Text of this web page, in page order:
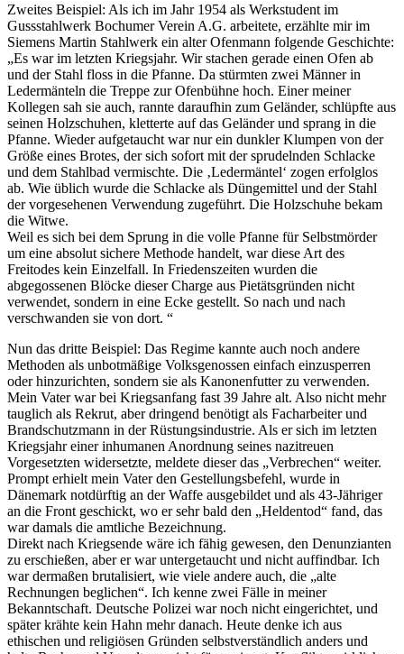
Zweites Beispiel: Als ich im Jahr 1954 als Werkstudent im
Gussstahlwerk Bochumer Verein A.G. arbeitete, erzählte mir im
Siemens Martin Stahlwerk ein alter Ofenmann folgende Geschichte:
Es war im letzten Kriegsjahr. Wir stachen gerade einen Ofen ab
und der Stahl floss in die Pfanne. Da stürmten zwei Männer in
Ledermänteln die Treppe zur Ofenbühne hoch. Einer meiner
Kollegen sah sie auch, rannte daraufhin zum Geländer, schlüpfte aus
seinen Holzschuhen, kletterte auf das Geländer und sprang in die
Pfanne. Wieder aufgetaucht war nur ein dunkler Klumpen von der
Größe eines Brotes, der sich sofort mit der sprudelnden Schlacke
und dem Stahlbad vermischte. Die Ledermäntel zogen erfolglos
ab. Wie üblich wurde die Schlacke als Düngemittel und der Stahl
der vorgesehenen Verwendung zugeführt. Die Holzschuhe bekam
die Witwe.
Weil es sich bei dem Sprung in die volle Pfanne für Selbstmörder
um eine absolut sichere Methode handelt, war diese Art des
Freitodes kein Einzelfall. In Friedenszeiten wurden die
abgegossenen Blöcke dieser Charge aus Pietätsgründen nicht
verwendet, sondern in eine Ecke gestellt. So nach und nach
verschwanden sie von dort.
Nun das dritte Beispiel: Das Regime kannte auch noch andere
Methoden als unbotmäßige Volksgenossen einfach einzusperren
oder hinzurichten, sondern sie als Kanonenfutter zu verwenden.
Mein Vater war bei Kriegsanfang fast 39 Jahre alt. Also nicht mehr
tauglich als Rekrut, aber dringend benötigt als Facharbeiter und
Brandschutzmann in der Rüstungsindustrie. Als er sich im letzten
Kriegsjahr einer inhumanen Anordnung seines nazitreuen
Vorgesetzten widersetzte, meldete dieser das
Verbrechen
weiter.
Prompt erhielt mein Vater den Gestellungsbefehl, wurde in
Dänemark notdürftig an der Waffe ausgebildet und als 43-Jähriger
an die Front geschickt, wo er sehr bald den
Heldentod
fand, das
war damals die amtliche Bezeichnung.
Direkt nach Kriegsende wäre ich fähig gewesen, den Denunzianten
zu erschießen, aber er war untergetaucht und nicht auffindbar. Ich
war dermaßen brutalisiert, wie viele andere auch, die
alte
Rechnungen beglichen . Ich kenne zwei Fälle in meiner
Bekanntschaft. Deutsche Polizei war noch nicht eingerichtet, und
später krähte kein Hahn mehr danach. Heute denke ich aus
ethischen und religiösen Gründen selbstverständlich anders und